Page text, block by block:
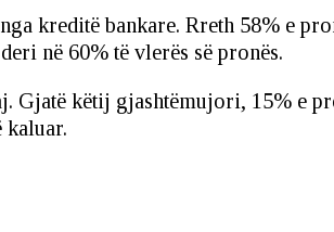
kreditë bankare. Rreth 58% e
në 60% të vlerës së pronës.
Gjatë këtij gjashtëmujori, 15% e
kaluar.